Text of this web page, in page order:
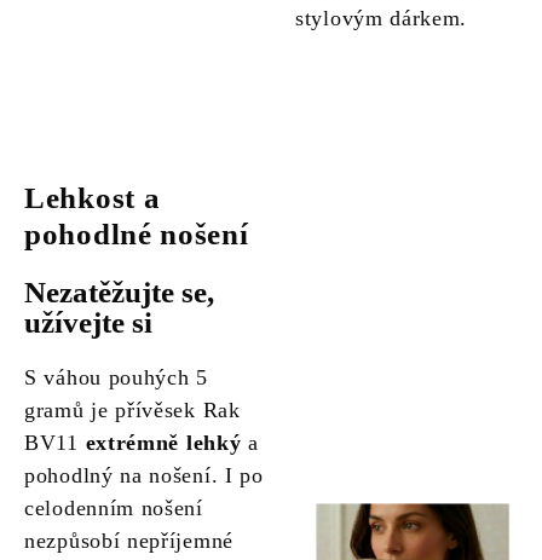
stylovým dárkem.
Lehkost a
pohodlné nošení
Nezatěžujte se,
užívejte si
S váhou pouhých 5
gramů je přívěsek Rak
BV11 extrémně lehký a
pohodlný na nošení. I po
celodenním nošení
nezpůsobí nepříjemné